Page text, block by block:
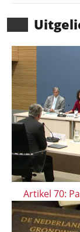
Artikel 70: